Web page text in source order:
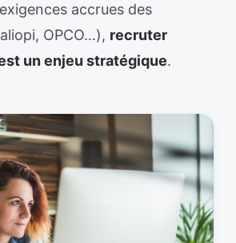
accrues des
OPCO…), recruter
un enjeu stratégique.